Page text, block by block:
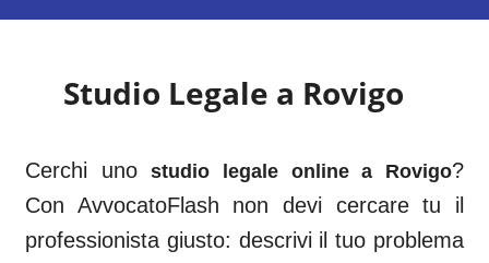
Studio Legale a Rovigo
Cerchi uno studio legale online a Rovigo?
Con AvvocatoFlash non devi cercare tu il
professionista giusto: descrivi il tuo problema